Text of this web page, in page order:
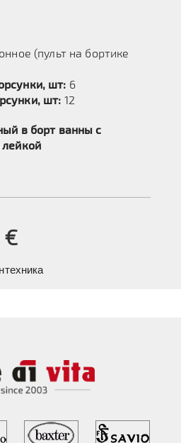
(пульт на бортике
шт: 6
шт: 12
в борт ванны с
€